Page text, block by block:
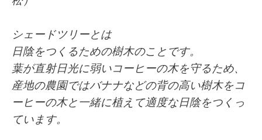
シェードツリーとは
日陰をつくるための樹木のことです。
葉が直射日光に弱いコーヒーの木を守るため、
産地の農園ではバナナなどの背の高い樹木をコ
ーヒーの木と一緒に植えて適度な日陰をつくっ
ています。